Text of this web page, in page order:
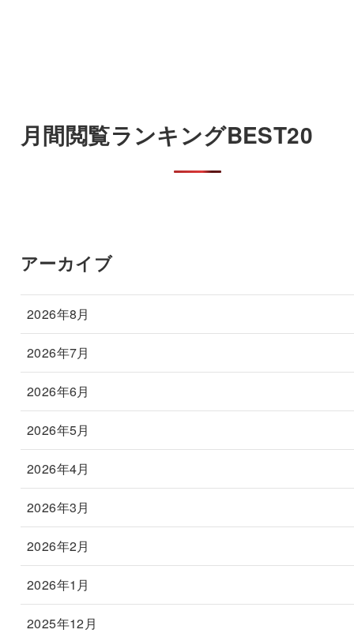
月間閲覧ランキングBEST20
アーカイブ
2026年8月
2026年7月
2026年6月
2026年5月
2026年4月
2026年3月
2026年2月
2026年1月
2025年12月